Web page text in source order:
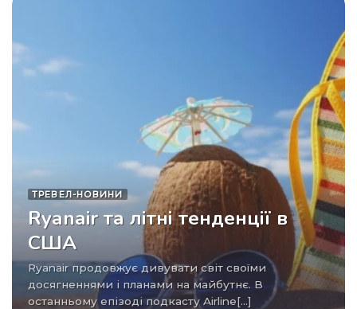
ТРЕВЕЛ-НОВИНИ
Ryanair та літні тенденції в
США
Ryanair продовжує дивувати світ своїми
досягненнями і планами на майбутнє. В
останньому епізоді подкасту Airline[...]